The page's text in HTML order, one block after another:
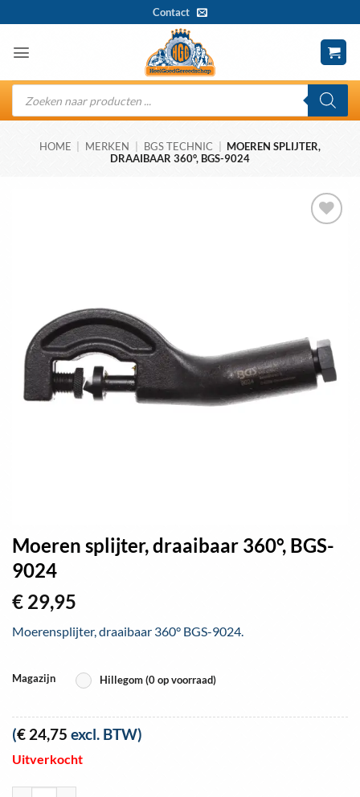
naar
inhoud
Contact
Producten
zoeken
HOME MERKEN BGS TECHNIC
MOEREN SPLIJTER,
DRAAIBAAR 360°, BGS-9024
Moeren splijter, draaibaar 360°, BGS-
9024
€ 29,95
Moerensplijter, draaibaar 360° BGS-9024.
Magazijn Hillegom (0 op voorraad)
(€ 24,75 excl. BTW)
Uitverkocht